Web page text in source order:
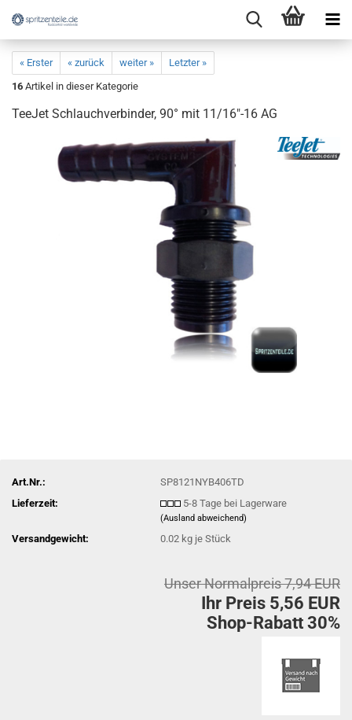
« Erster « zurück weiter »
Letzter »
16 Artikel in dieser Kategorie
TeeJet Schlauchverbinder, 90° mit 11/16"-16 AG
Art.Nr.:
SP8121NYB406TD
Lieferzeit:
5-8 Tage bei Lagerware
(Ausland abweichend)
Versandgewicht: 0.02 kg je Stück
Unser Normalpreis 7,94 EUR
Ihr Preis 5,56 EUR
Shop-Rabatt 30%